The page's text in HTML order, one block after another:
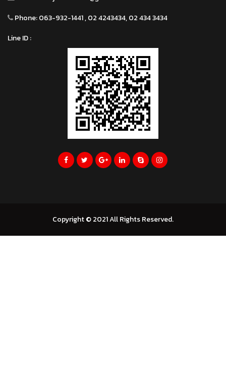
Phone:063-932-1441 , 02 4243434, 02 434 3434
Line ID :
Copyright © 2021 All Rights Reserved.